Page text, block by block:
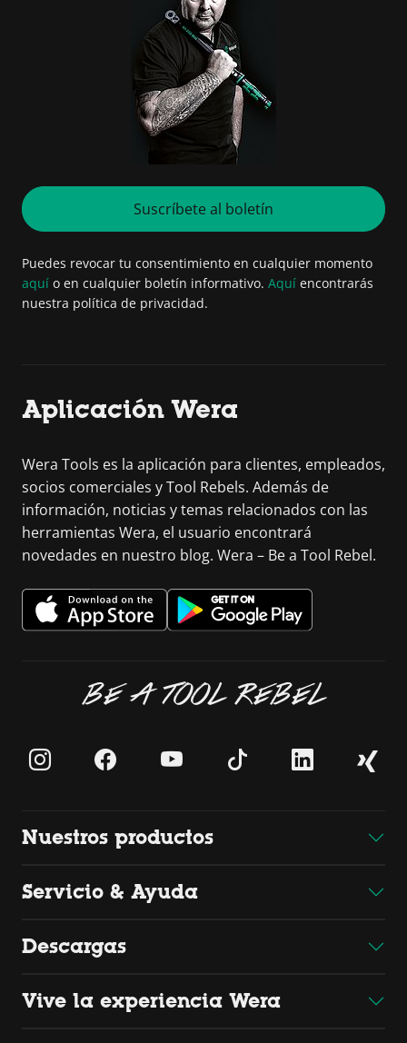
Suscríbete al boletín
Puedes revocar tu consentimiento en cualquier momento
aquí o en cualquier boletín informativo. Aquí encontrarás
nuestra política de privacidad.
Aplicación Wera
Wera Tools es la aplicación para clientes, empleados,
socios comerciales y Tool Rebels. Además de
información, noticias y temas relacionados con las
herramientas Wera, el usuario encontrará
novedades en nuestro blog. Wera – Be a Tool Rebel.
BE A TOOL REBEL
Nuestros productos
Servicio & Ayuda
Descargas
Vive la experiencia Wera